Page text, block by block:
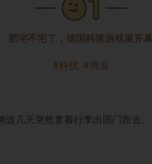
肥宅不宅了，德国科隆游戏展开幕
#科技 #商业
几天突然拿着行李出国门而去。